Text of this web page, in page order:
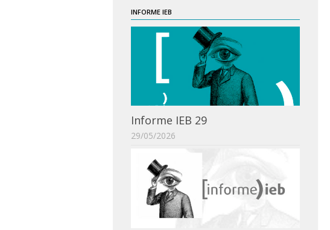
INFORME IEB
Informe IEB 29
29/05/2026